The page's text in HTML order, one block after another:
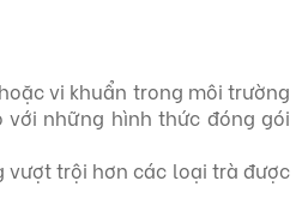
vi khuẩn trong môi trường
những hình thức đóng gói
vượt trội hơn các loại trà được